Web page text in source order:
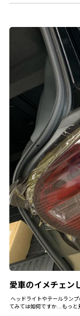
愛車のイメチェン
ヘッドライトやテールラン
てみては如何ですか...もっと